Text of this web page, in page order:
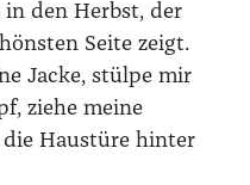
in den Herbst, der
Seite zeigt.
Jacke, stülpe mir
ziehe meine
die Haustüre hinter